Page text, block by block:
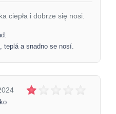
ciepła i dobrze się nosi.
teplá a snadno se nosí.